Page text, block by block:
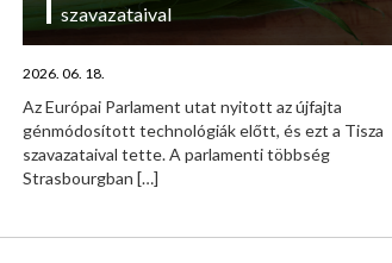
szavazataival
2026. 06. 18.
Az Európai Parlament utat nyitott az újfajta
génmódosított technológiák előtt, és ezt a Tisza
szavazataival tette. A parlamenti többség
Strasbourgban […]